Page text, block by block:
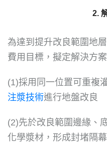
2.
為達到提升改良範圍地
費用目標，擬定解決方案
(1)採用同一位置可重複
注漿技術進行地盤改良
(2)先於改良範圍邊緣、
化學漿材，形成封堵隔